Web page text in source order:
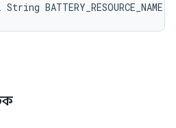
BATTERY_RESOURCE_NAME